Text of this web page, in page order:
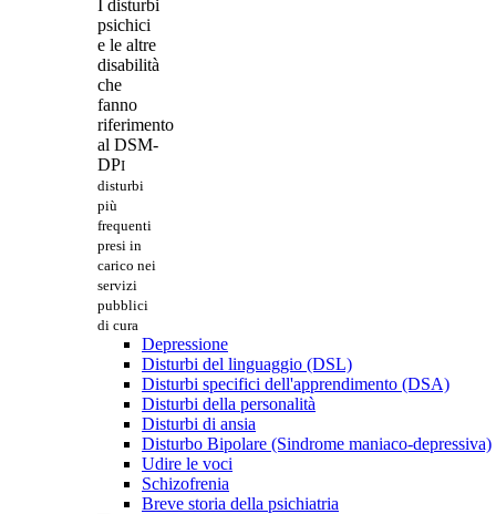
I disturbi
psichici
e le altre
disabilità
che
fanno
riferimento
al DSM-
DPI
disturbi
più
frequenti
presi in
carico nei
servizi
pubblici
di cura
Depressione
Disturbi del linguaggio (DSL)
Disturbi specifici dell'apprendimento (DSA)
Disturbi della personalità
Disturbi di ansia
Disturbo Bipolare (Sindrome maniaco-depressiva)
Udire le voci
Schizofrenia
Breve storia della psichiatria